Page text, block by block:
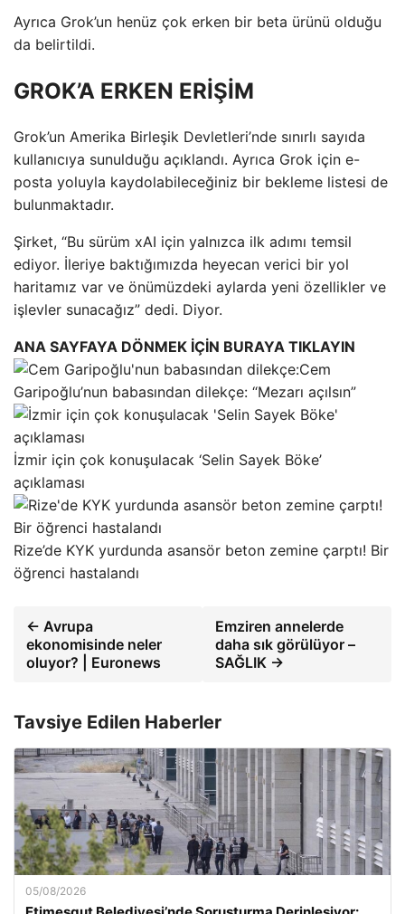
Ayrıca Grok’un henüz çok erken bir beta ürünü olduğu
da belirtildi.
GROK’A ERKEN ERİŞİM
Grok’un Amerika Birleşik Devletleri’nde sınırlı sayıda
kullanıcıya sunulduğu açıklandı. Ayrıca Grok için e-
posta yoluyla kaydolabileceğiniz bir bekleme listesi de
bulunmaktadır.
Şirket, “Bu sürüm xAI için yalnızca ilk adımı temsil
ediyor. İleriye baktığımızda heyecan verici bir yol
haritamız var ve önümüzdeki aylarda yeni özellikler ve
işlevler sunacağız” dedi. Diyor.
ANA SAYFAYA DÖNMEK İÇİN BURAYA TIKLAYIN
Cem
Garipoğlu’nun babasından dilekçe: “Mezarı açılsın”
İzmir için çok konuşulacak ‘Selin Sayek Böke’
açıklaması
Rize’de KYK yurdunda asansör beton zemine çarptı! Bir
öğrenci hastalandı
← Avrupa
ekonomisinde neler
oluyor? | Euronews
Emziren annelerde
daha sık görülüyor –
SAĞLIK →
Tavsiye Edilen Haberler
05/08/2026